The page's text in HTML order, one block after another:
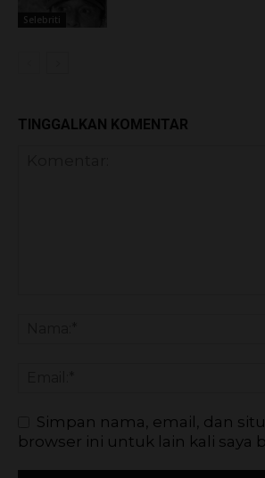
Selebriti
TINGGALKAN KOMENTAR
Simpan nama, email, dan
browser ini untuk lain kali saya